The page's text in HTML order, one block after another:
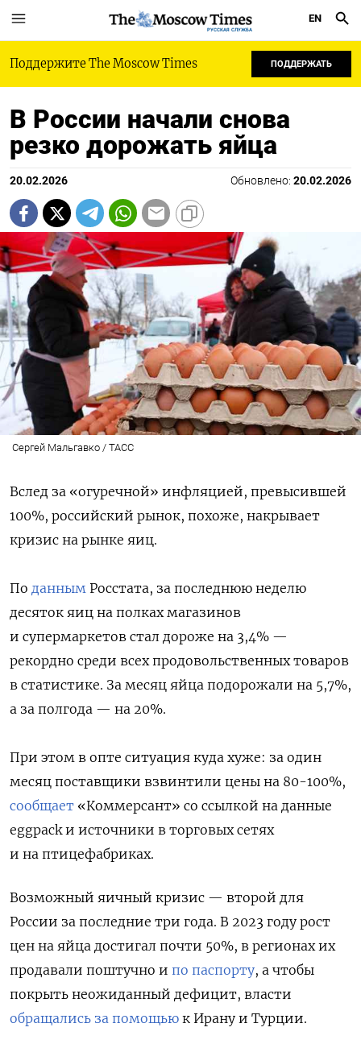
РУССКАЯ СЛУЖБА
EN
Поддержите The Moscow Times ПОДДЕРЖАТЬ
В России начали снова
резко дорожать яйца
20.02.2026 Обновлено: 20.02.2026
Сергей Мальгавко / ТАСС
Вслед за «огуречной» инфляцией, превысившей
100%, российский рынок, похоже, накрывает
кризис на рынке яиц.
По данным Росстата, за последнюю неделю
десяток яиц на полках магазинов
и супермаркетов стал дороже на 3,4% —
рекордно среди всех продовольственных товаров
в статистике. За месяц яйца подорожали на 5,7%,
а за полгода — на 20%.
При этом в опте ситуация куда хуже: за один
месяц поставщики взвинтили цены на 80-100%,
сообщает «Коммерсант» со ссылкой на данные
eggpack и источники в торговых сетях
и на птицефабриках.
Возможный яичный кризис — второй для
России за последние три года. В 2023 году рост
цен на яйца достигал почти 50%, в регионах их
продавали поштучно и по паспорту, а чтобы
покрыть неожиданный дефицит, власти
обращались за помощью к Ирану и Турции.